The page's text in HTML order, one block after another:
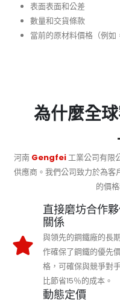
表面表面和公差
數量和交貨條款
當前的原材料價格（例如
為什麼全
河南 Gengfei工業公司有限
供應商。我們公司致力於為客
的價
直接磨坊合作
關係
與領先的鋼鐵廠的長
作確保了鋼鐵的優先
格，可確保與競爭對
比節省15％的成本。
動態定價